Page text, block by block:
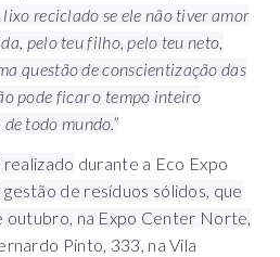
reciclado se ele não tiver amor
pelo teu filho, pelo teu neto,
questão de conscientização das
pode ficar o tempo inteiro
todo mundo.”
durante a Eco Expo
de resíduos sólidos, que
na Expo Center Norte,
Pinto, 333, na Vila